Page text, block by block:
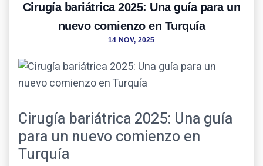
Cirugía bariátrica 2025: Una guía para un
nuevo comienzo en Turquía
14 NOV, 2025
Cirugía bariátrica 2025: Una guía
para un nuevo comienzo en
Turquía